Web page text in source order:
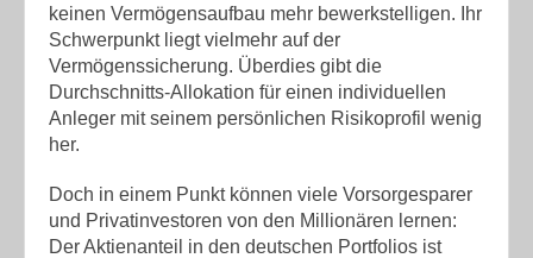
keinen Vermögensaufbau mehr bewerkstelligen. Ihr
Schwerpunkt liegt vielmehr auf der
Vermögenssicherung. Überdies gibt die
Durchschnitts-Allokation für einen individuellen
Anleger mit seinem persönlichen Risikoprofil wenig
her.
Doch in einem Punkt können viele Vorsorgesparer
und Privatinvestoren von den Millionären lernen:
Der Aktienanteil in den deutschen Portfolios ist